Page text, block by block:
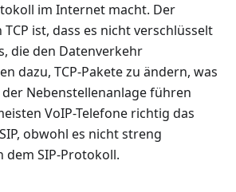
im Internet macht. Der
ist, dass es nicht verschlüsselt
die den Datenverkehr
dazu, TCP-Pakete zu ändern, was
Nebenstellenanlage führen
VoIP-Telefone richtig das
obwohl es nicht streng
SIP-Protokoll.